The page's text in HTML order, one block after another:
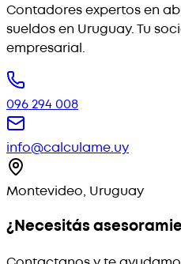
Contadores expertos en
sueldos en Uruguay. Tu
empresarial.
096 294 008
info@calculame.uy
Montevideo, Uruguay
¿Necesitás